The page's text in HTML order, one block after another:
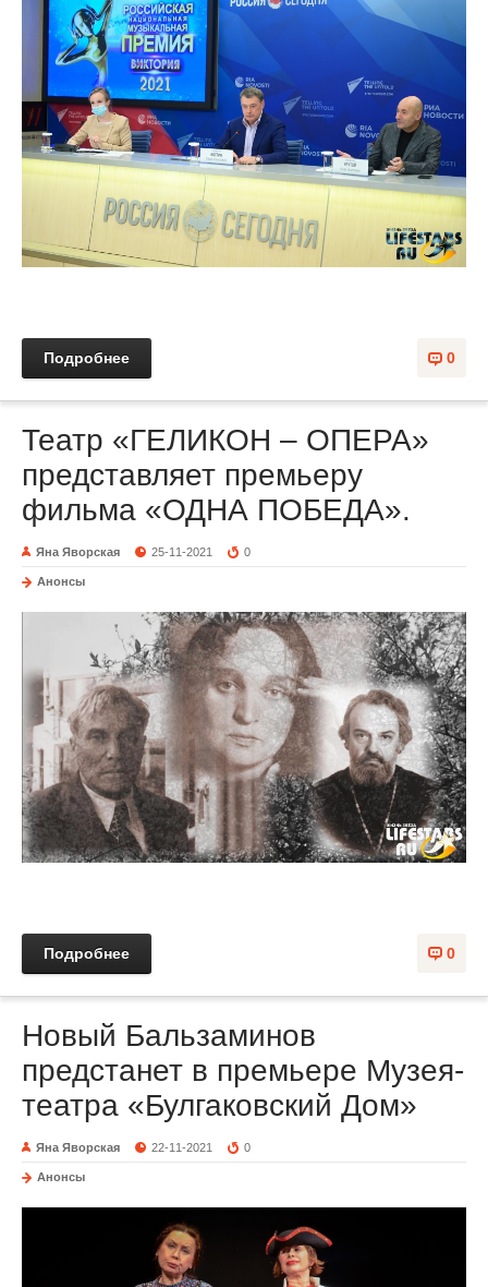
0
Подробнее
Театр «ГЕЛИКОН – ОПЕРА»
представляет премьеру
фильма «ОДНА ПОБЕДА».
Яна Яворская 25-11-2021 0
Анонсы
0
Подробнее
Новый Бальзаминов
предстанет в премьере Музея-
театра «Булгаковский Дом»
Яна Яворская 22-11-2021 0
Анонсы